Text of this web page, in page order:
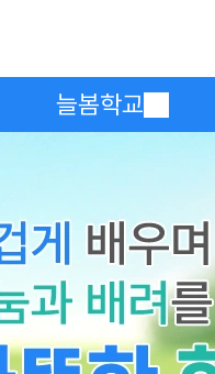
늘봄학교